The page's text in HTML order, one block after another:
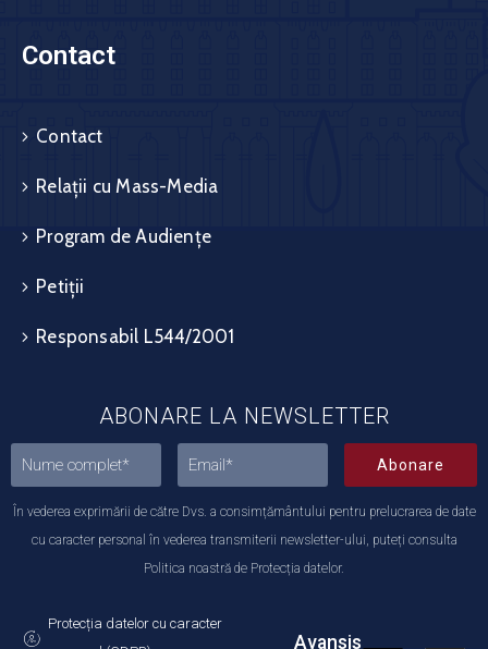
Contact
Contact
Relații cu Mass-Media
Program de Audiențe
Petiții
Responsabil L544/2001
ABONARE LA NEWSLETTER
Abonare
În vederea exprimării de către Dvs. a consimțământului pentru prelucrarea de date
cu caracter personal în vederea transmiterii newsletter-ului, puteți consulta
Politica noastră de Protecția datelor.
Protecția datelor cu caracter
Avansis